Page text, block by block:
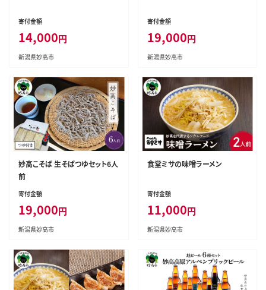
寄付金額
14,000円
新潟県妙高市
寄付金額
19,000円
新潟県妙高市
妙高こそば 生そばつゆセット6人
前
寄付金額
19,000円
新潟県妙高市
食堂ミサの味噌ラーメン
寄付金額
11,000円
新潟県妙高市